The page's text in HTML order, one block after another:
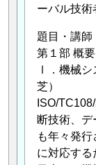
ーバル技術
題目・講師
第１部 概
Ⅰ．機械
芝）
ISO/
断技術、
も年々発
に対応する